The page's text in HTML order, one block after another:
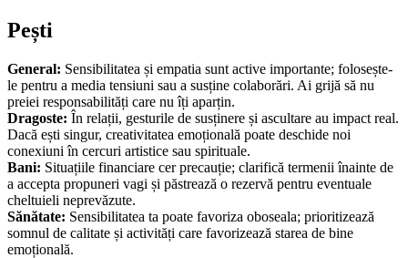
Pești
General: Sensibilitatea și empatia sunt active importante; folosește-
le pentru a media tensiuni sau a susține colaborări. Ai grijă să nu
preiei responsabilități care nu îți aparțin.
Dragoste: În relații, gesturile de susținere și ascultare au impact real.
Dacă ești singur, creativitatea emoțională poate deschide noi
conexiuni în cercuri artistice sau spirituale.
Bani: Situațiile financiare cer precauție; clarifică termenii înainte de
a accepta propuneri vagi și păstrează o rezervă pentru eventuale
cheltuieli neprevăzute.
Sănătate: Sensibilitatea ta poate favoriza oboseala; prioritizează
somnul de calitate și activități care favorizează starea de bine
emoțională.